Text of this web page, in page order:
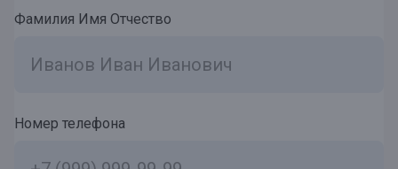
Фамилия Имя Отчество
Номер телефона